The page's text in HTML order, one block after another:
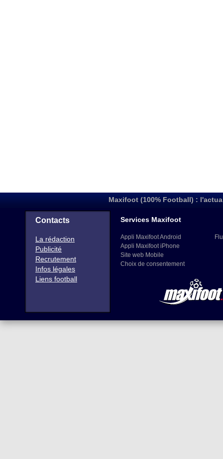
Maxifoot (100% Football) :
Contacts
La rédaction
Publicité
Recrutement
Infos légales
Liens football
Services Maxifoot
Appli Maxifoot Android
Appli Maxifoot iPhone
Site web Mobile
Choix de consentement